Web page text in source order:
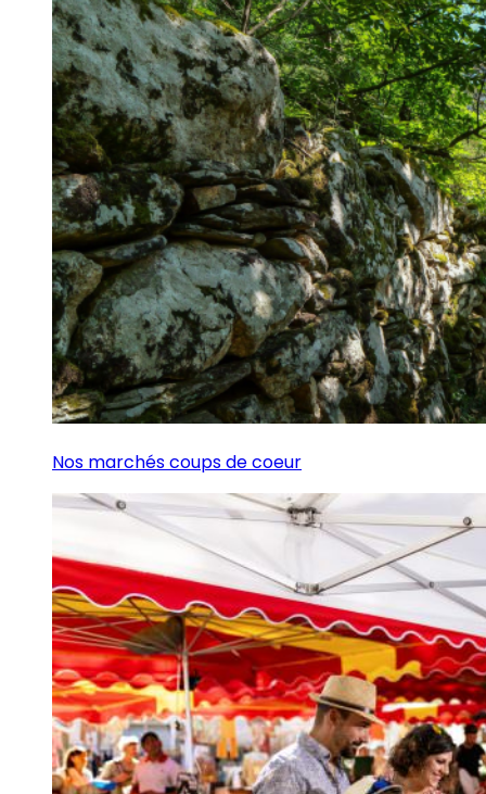
Nos marchés coups de coeur